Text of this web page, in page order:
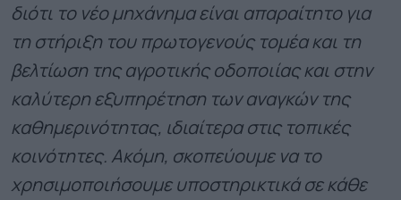
διότι το νέο μηχάνημα είναι απαραίτητο για
τη στήριξη του πρωτογενούς τομέα και τη
βελτίωση της αγροτικής οδοποιίας και στην
καλύτερη εξυπηρέτηση των αναγκών της
καθημερινότητας, ιδιαίτερα στις τοπικές
κοινότητες. Ακόμη, σκοπεύουμε να το
χρησιμοποιήσουμε υποστηρικτικά σε κάθε